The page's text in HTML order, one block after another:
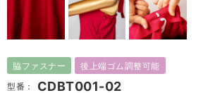
脇ファスナー
後上端ゴム調整可能
型番：
CDBT001-02